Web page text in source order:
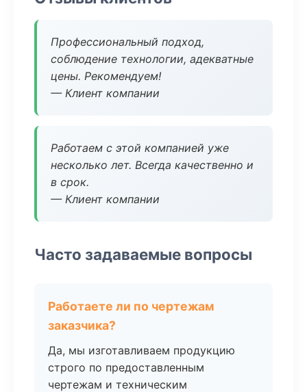
Профессиональный подход,
соблюдение технологии, адекватные
цены. Рекомендуем!
— Клиент компании
Работаем с этой компанией уже
несколько лет. Всегда качественно и
в срок.
— Клиент компании
Часто задаваемые вопросы
Работаете ли по чертежам
заказчика?
Да, мы изготавливаем продукцию
строго по предоставленным
чертежам и техническим